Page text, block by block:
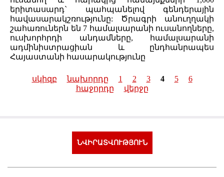
երիտասարդ` պահպանելով գենդերային
հավասարակշռությունը: Ծրագրի անուղղակի
շահառուներն են 7 համալսարանի ուսանողները,
ուսխորհրդի անդամները, համալսարանի
ադմինիստրացիան և ընդհանրապես
Հայաստանի հասարակությունը
սկիզբ նախորդը 1 2 3 4 5
6
հաջորդը
վերջը
ՆՎԻՐԱՏՎՈՒԹՅՈՒՆ